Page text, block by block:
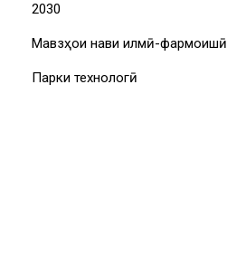
2030
Мавзҳои нави илмӣ-фармоишӣ
Парки технологӣ